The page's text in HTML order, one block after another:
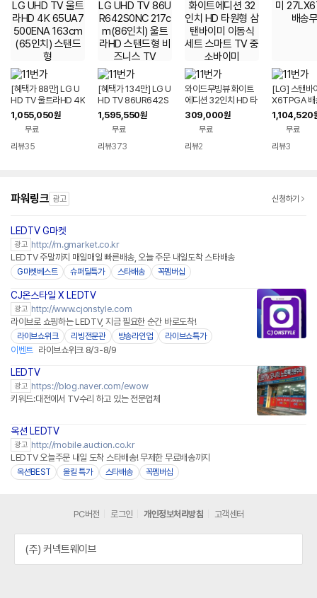
[혜택가 88만] LG U
HD TV 울트라HD 4K
65UA7500ENA 16
3cm(65인치) 스탠드
1,055,050원
무료
리뷰35
[혜택가 134만] LG U
HD TV 86UR642S
0NC 217cm(86인
치) 울트라HD 스탠드
형 비즈니스 TV
1,595,550원
무료
리뷰373
와이드무빙뷰 화이트
에디션 32인치 HD 타
원형 삼탠바이미 이동
식 세트 스마트 TV 중
소바이미
309,000원
무료
리뷰2
[LG] 스탠바
X6TPGA 배
1,104,520
무료
리뷰3
파워링크 광고 신청하기
LEDTV G마켓
광고 http://m.gmarket.co.kr
LEDTV 주말까지 매일매일 빠른배송, 오늘 주문 내일도착 스타배송
G마켓베스트 슈퍼딜특가 스타배송 꼭멤버십
CJ온스타일 X LEDTV
광고 http://www.cjonstyle.com
라이브로 쇼핑하는 LEDTV, 지금 필요한 순간 바로도착!
라이브쇼위크 리빙전문관 방송라인업 라이브쇼특가
이벤트 라이브쇼위크 8/3-8/9
LEDTV
광고 https://blog.naver.com/ewow
키워드:대전에서 TV수리 하고 있는 전문업체
옥션 LEDTV
광고 http://mobile.auction.co.kr
LEDTV 오늘주문 내일 도착 스타배송! 무제한 무료배송까지
옥션BEST 올킬 특가 스타배송 꼭멤버십
PC버전 로그인 개인정보처리방침 고객센터
(주) 커넥트웨이브